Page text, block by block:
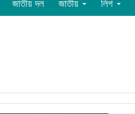
জাতীয় দল জাতীয় লিগ